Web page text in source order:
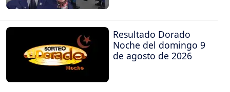
Resultado Dorado
Noche del domingo 9
de agosto de 2026